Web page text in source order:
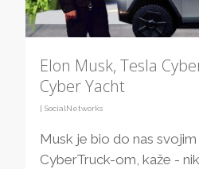
Elon Musk, Tesla
Cyber Yacht
| SocialNetworks
Musk je bio do nas
CyberTruck-om, kaže -